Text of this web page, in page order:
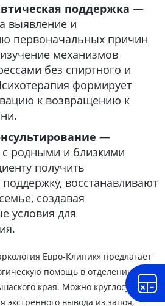
поддержка —
выявление и
первоначальных причин
механизмов
без спиртного и
формирует
к возвращению к
—
с родными и близкими
получить
восстанавливают
создавая
условия для
Евро-Клиник» предлагает
помощь в отделении или
края. Можно круглосуточно
экстренного вывода из запоя,